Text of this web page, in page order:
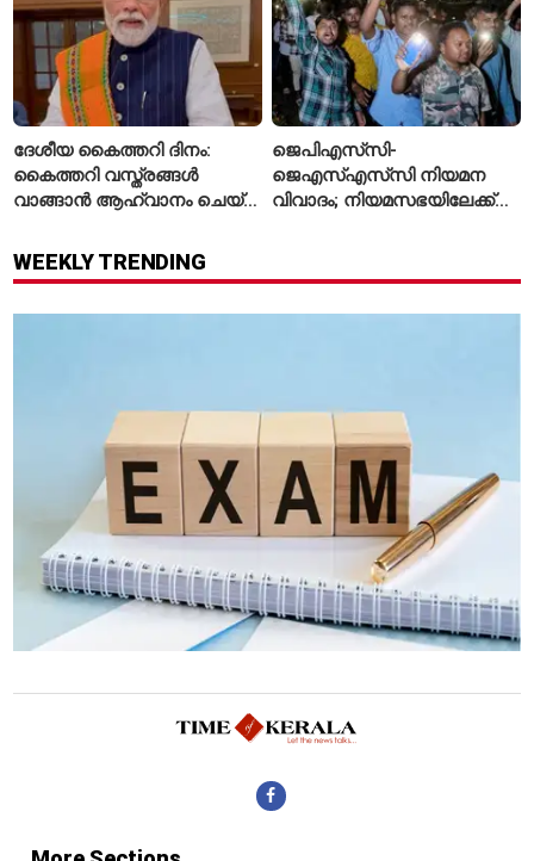
ദേശീയ കൈത്തറി ദിനം:
കൈത്തറി വസ്ത്രങ്ങൾ
വാങ്ങാൻ ആഹ്വാനം ചെയ്ത്
ജെപിഎസ്‌സി-
ജെഎസ്എസ്‌സി നിയമന
വിവാദം; നിയമസഭയിലേക്ക്
WEEKLY TRENDING